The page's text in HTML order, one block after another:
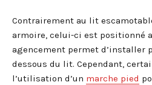
Contrairement au lit
armoire, celui-ci est positionné
agencement permet d’installer
dessous du lit. Cependant,
l’utilisation d’un marche pied